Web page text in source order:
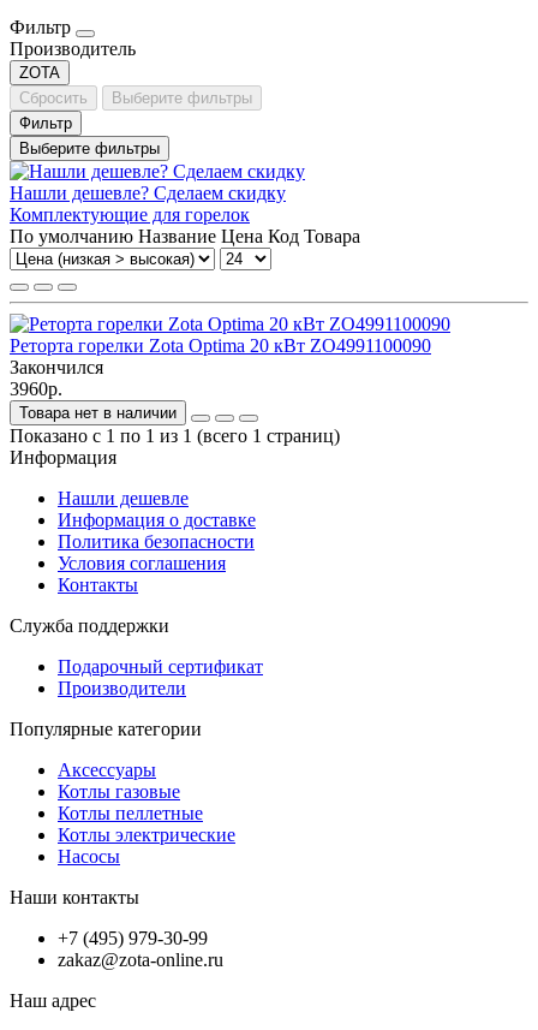
Фильтр
Производитель
ZOTA
Сбросить
Выберите фильтры
Фильтр
Выберите фильтры
Нашли дешевле? Сделаем скидку
Комплектующие для горелок
По умолчанию Название Цена Код Товара
Реторта горелки Zota Optima 20 кВт ZO4991100090
Закончился
3960р.
Товара нет в наличии
Показано с 1 по 1 из 1 (всего 1 страниц)
Информация
Нашли дешевле
Информация о доставке
Политика безопасности
Условия соглашения
Контакты
Служба поддержки
Подарочный сертификат
Производители
Популярные категории
Аксессуары
Котлы газовые
Котлы пеллетные
Котлы электрические
Насосы
Наши контакты
+7 (495) 979-30-99
zakaz@zota-online.ru
Наш адрес